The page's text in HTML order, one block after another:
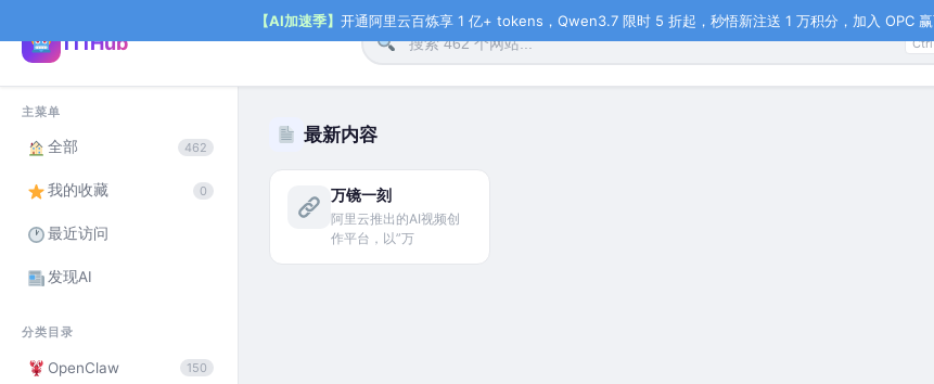
【AI加速季】 开通阿里云百炼享 1 亿+ tokens，Qwen3.7 限时 5 折起，秒悟新注送 1 万积分，加入 OPC
111Hub
主菜单
全部 462
我的收藏 0
最近访问
发现AI
分类目录
OpenClaw 150
最新内容
万镜一刻
阿里云推出的AI视频创
作平台，以”万